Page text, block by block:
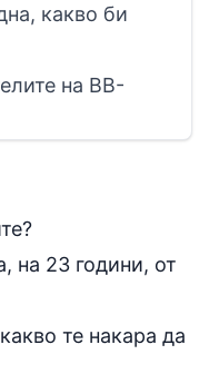
какво би
на BB-
на 23 години, от
те накара да